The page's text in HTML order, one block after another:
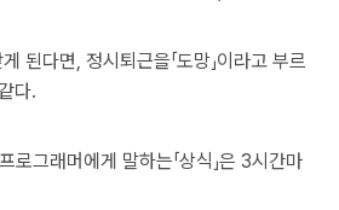
된다면, 정시퇴근을「도망」이라고 부르
다.
그래머에게 말하는「상식」은 3시간마